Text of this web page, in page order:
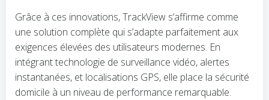
Grâce à ces innovations, TrackView s’affirme comme
une solution complète qui s’adapte parfaitement aux
exigences élevées des utilisateurs modernes. En
intégrant technologie de surveillance vidéo, alertes
instantanées, et localisations GPS, elle place la sécurité
domicile à un niveau de performance remarquable.